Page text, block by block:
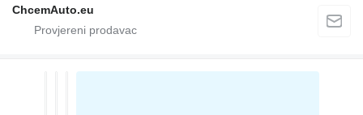
ChcemAuto.eu